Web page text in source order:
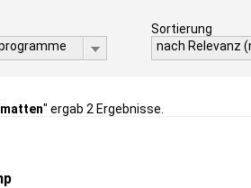
Sortierung
nach Relevanz
" ergab 2 Ergebnisse.